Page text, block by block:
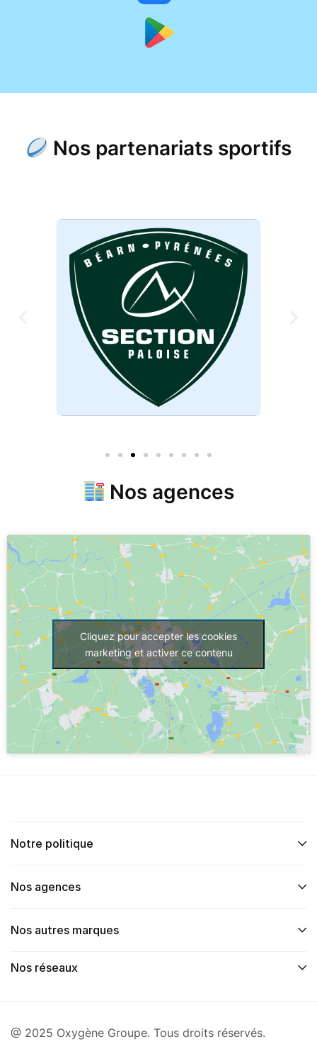
Nos partenariats sportifs
Nos agences
Cliquez pour accepter les cookies
marketing et activer ce contenu
Notre politique
Nos agences
Nos autres marques
Nos réseaux
@ 2025 Oxygène Groupe. Tous droits réservés.